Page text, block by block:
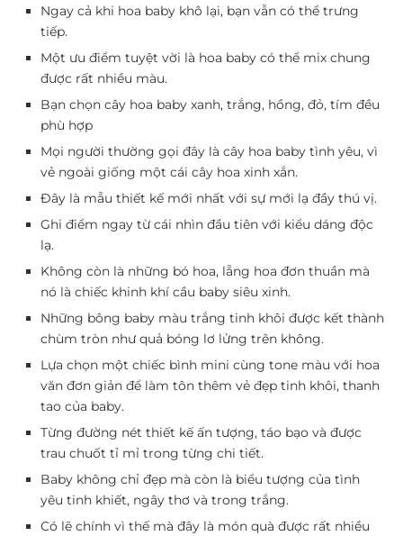
Ngay cả khi hoa baby khô lại, bạn vẫn có thể trưng
tiếp.
Một ưu điểm tuyệt vời là hoa baby có thể mix chung
được rất nhiều màu.
Bạn chọn cây hoa baby xanh, trắng, hồng, đỏ, tím đều
phù hợp
Mọi người thường gọi đây là cây hoa baby tình yêu, vì
vẻ ngoài giống một cái cây hoa xinh xắn.
Đây là mẫu thiết kế mới nhất với sự mới lạ đầy thú vị.
Ghi điểm ngay từ cái nhìn đầu tiên với kiểu dáng độc
lạ.
Không còn là những bó hoa, lẵng hoa đơn thuần mà
nó là chiếc khinh khí cầu baby siêu xinh.
Những bông baby màu trắng tinh khôi được kết thành
chùm tròn như quả bóng lơ lửng trên không.
Lựa chọn một chiếc bình mini cùng tone màu với hoa
văn đơn giản để làm tôn thêm vẻ đẹp tinh khôi, thanh
tao của baby.
Từng đường nét thiết kế ấn tượng, táo bạo và được
trau chuốt tỉ mỉ trong từng chi tiết.
Baby không chỉ đẹp mà còn là biểu tượng của tình
yêu tinh khiết, ngây thơ và trong trắng.
Có lẽ chính vì thế mà đây là món quà được rất nhiều